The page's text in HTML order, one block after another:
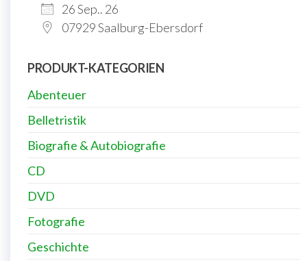
26 Sep.. 26
07929 Saalburg-Ebersdorf
PRODUKT-KATEGORIEN
Abenteuer
Belletristik
Biografie & Autobiografie
CD
DVD
Fotografie
Geschichte